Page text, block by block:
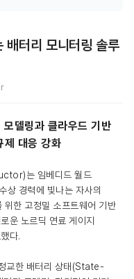
터리 모니터링 솔루
델링과 클라우드 기반
제 대응 강화
는 임베디드 월드
경력에 빛나는 자사의
한 고정밀 소프트웨어 기반
운 노르딕 연료 게이지
다.
교한 배터리 상태(State-